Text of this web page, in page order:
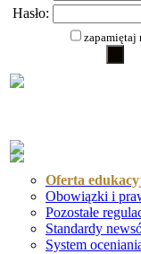
Hasło:
zapamiętaj
Oferta
Obowiązki i
Pozostałe
Standardy
System